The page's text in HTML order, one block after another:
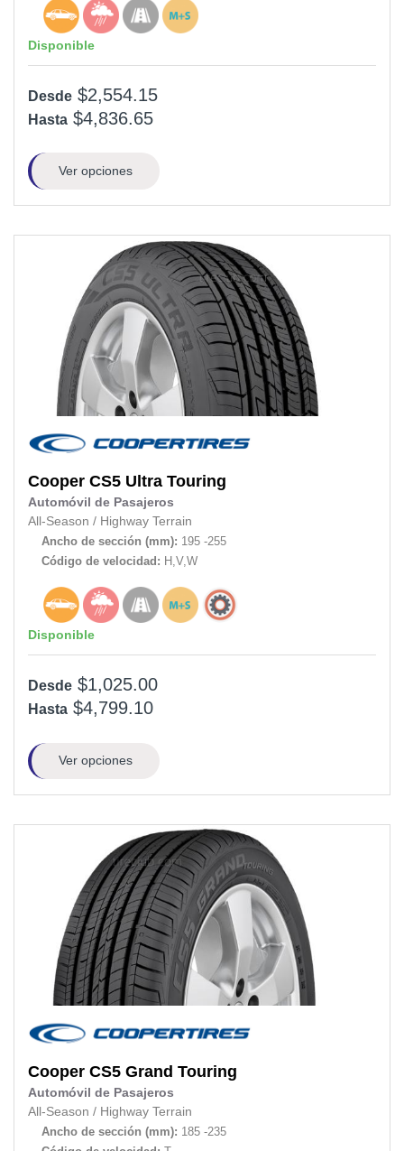
Disponible
Desde $2,554.15
Hasta $4,836.65
Ver opciones
Cooper CS5 Ultra Touring
Automóvil de Pasajeros
All-Season / Highway Terrain
Ancho de sección (mm): 195 -255
Código de velocidad: H,V,W
Disponible
Desde $1,025.00
Hasta $4,799.10
Ver opciones
Cooper CS5 Grand Touring
Automóvil de Pasajeros
All-Season / Highway Terrain
Ancho de sección (mm): 185 -235